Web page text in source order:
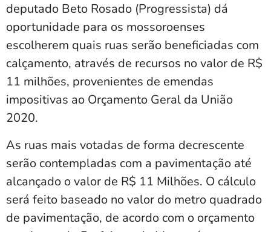
deputado Beto Rosado (Progressista) dá
oportunidade para os mossoroenses
escolherem quais ruas serão beneficiadas com
calçamento, através de recursos no valor de R$
11 milhões, provenientes de emendas
impositivas ao Orçamento Geral da União
2020.
As ruas mais votadas de forma decrescente
serão contempladas com a pavimentação até
alcançado o valor de R$ 11 Milhões. O cálculo
será feito baseado no valor do metro quadrado
de pavimentação, de acordo com o orçamento